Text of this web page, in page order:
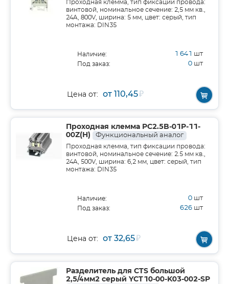
Проходная клемма, тип фиксации провода:
винтовой, номинальное сечение: 2,5 мм кв.,
24A, 800V, ширина: 5 мм, цвет: серый, тип
монтажа: DIN35
Наличие: 1 641 шт
Под заказ: 0 шт
Цена от: от 110,45₽
Проходная клемма PC2.5B-01P-11-
00Z(H)
Функциональный аналог
Проходная клемма, тип фиксации провода:
винтовой, номинальное сечение: 2.5 мм кв.,
24A, 500V, ширина: 6,2 мм, цвет: серый, тип
монтажа: DIN35
Наличие: 0 шт
Под заказ: 626 шт
Цена от: от 32,65₽
Разделитель для CTS большой
2,5/4мм2 серый YCT10-00-K03-002-SP